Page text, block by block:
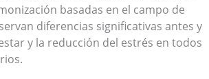
basadas en el campo de
diferencias significativas antes y
y la reducción del estrés en todos